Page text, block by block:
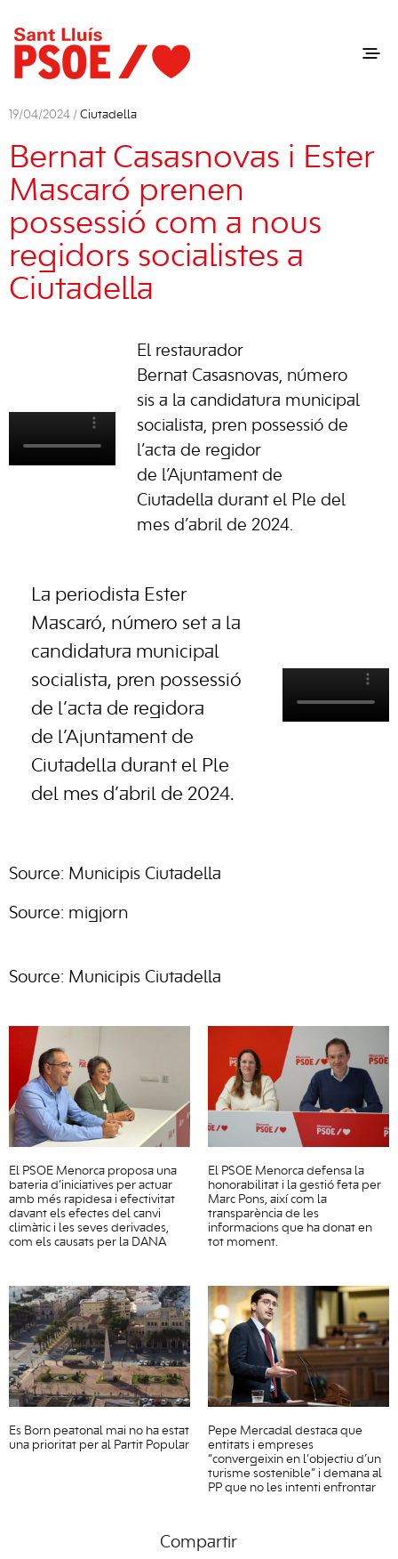
19/04/2024 / Ciutadella
Bernat Casasnovas i Ester
Mascaró prenen
possessió com a nous
regidors socialistes a
Ciutadella
El restaurador
Bernat Casasnovas, número
sis a la candidatura municipal
socialista, pren possessió de
l’acta de regidor
de l’Ajuntament de
Ciutadella durant el Ple del
mes d’abril de 2024.
La periodista Ester
Mascaró, número set a la
candidatura municipal
socialista, pren possessió
de l’acta de regidora
de l’Ajuntament de
Ciutadella durant el Ple
del mes d’abril de 2024.
Source: Municipis Ciutadella
Source: migjorn
Source: Municipis Ciutadella
El PSOE Menorca proposa una
bateria d’iniciatives per actuar
amb més rapidesa i efectivitat
davant els efectes del canvi
climàtic i les seves derivades,
com els causats per la DANA
El PSOE Menorca defensa la
honorabilitat i la gestió feta per
Marc Pons, així com la
transparència de les
informacions que ha donat en
tot moment.
Es Born peatonal mai no ha estat
una prioritat per al Partit Popular
Pepe Mercadal destaca que
entitats i empreses
“convergeixin en l’objectiu d’un
turisme sostenible” i demana al
PP que no les intenti enfrontar
Compartir